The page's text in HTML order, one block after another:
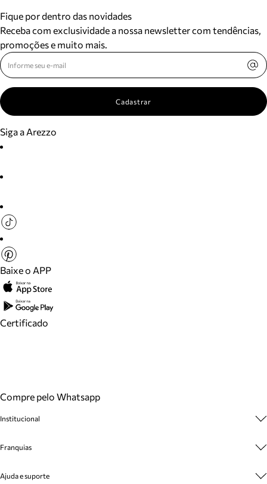
Fique por dentro das novidades
Receba com exclusividade a nossa newsletter com tendências,
promoções e muito mais.
Cadastrar
Siga a Arezzo
Baixe o APP
Certificado
Compre pelo Whatsapp
Institucional
Cashback
Franquias
Ajuda e suporte